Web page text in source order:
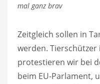
mal ganz brav
Zeitgleich sollen in
werden.
protestieren wir bei
beim EU-Parlament,